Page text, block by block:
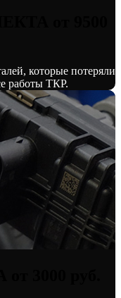
которые потеряли
работы ТКР.